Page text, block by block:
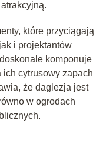
które przyciągają
i projektantów
komponuje
cytrusowy zapach
że daglezja jest
w ogrodach